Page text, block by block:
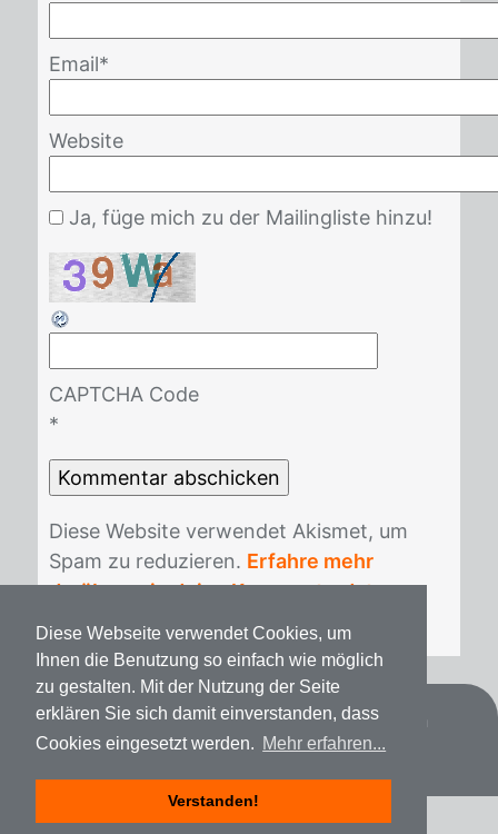
Diese Webseite verwendet Cookies, um
Ihnen die Benutzung so einfach wie möglich
zu gestalten. Mit der Nutzung der Seite
erklären Sie sich damit einverstanden, dass
Cookies eingesetzt werden. Mehr erfahren...
Verstanden!
Email*
Website
Ja, füge mich zu der Mailingliste hinzu!
CAPTCHA Code
*
Die­se Web­site ver­wen­det Akis­met, um
Spam zu re­du­zie­ren. Erfahre mehr
darüber, wie deine Kommentardaten
verarbeitet werden
Datenschutz Impressum Spenden